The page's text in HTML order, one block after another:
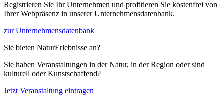
Registrieren Sie Ihr Unternehmen und profitieren Sie kostenfrei von
Ihrer Webpräsenz in unserer Unternehmensdatenbank.
zur Unternehmensdatenbank
Sie bieten NaturErlebnisse an?
Sie haben Veranstaltungen in der Natur, in der Region oder sind
kulturell oder Kunstschaffend?
Jetzt Veranstaltung eintragen